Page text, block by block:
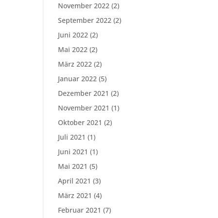
November 2022 (2)
September 2022 (2)
Juni 2022 (2)
Mai 2022 (2)
März 2022 (2)
Januar 2022 (5)
Dezember 2021 (2)
November 2021 (1)
Oktober 2021 (2)
Juli 2021 (1)
Juni 2021 (1)
Mai 2021 (5)
April 2021 (3)
März 2021 (4)
Februar 2021 (7)